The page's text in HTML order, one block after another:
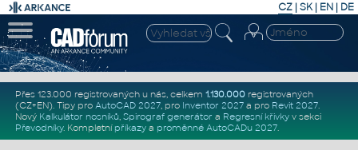
CZ | SK| EN | DE
Přes 123.000 registrovaných u nás, celkem 1.130.000registrovaných
(CZ+EN). Tipy pro AutoCAD 2027, pro Inventor 2027a pro Revit 2027.
Nový Kalkulátor nosníků, Spirograf generátor a Regresní křivkyv sekci
Převodníky. Kompletní příkazya proměnné AutoCADu 2027.